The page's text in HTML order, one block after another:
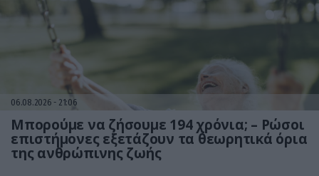
06.08.2026 21:06
Μπορούμε να ζήσουμε 194 χρόνια; – Ρώσοι
επιστήμονες εξετάζουν τα θεωρητικά όρια
της ανθρώπινης ζωής